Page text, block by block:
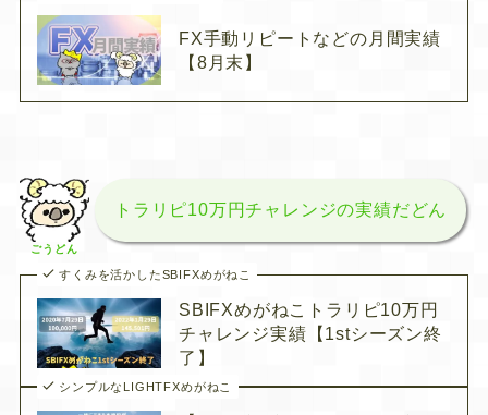
FX手動リピートなどの月間実績
【8月末】
ごうどん
トラリピ10万円チャレンジの実績だどん
すくみを活かしたSBIFXめがねこ
SBIFXめがねこトラリピ10万円
チャレンジ実績【1stシーズン終
了】
シンプルなLIGHTFXめがねこ